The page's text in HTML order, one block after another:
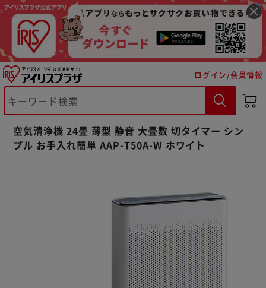
ログイン/会員情報
空気清浄機 24畳 薄型 静音 大畳数 切タイマー シン
プル お手入れ簡単 AAP-T50A-W ホワイト